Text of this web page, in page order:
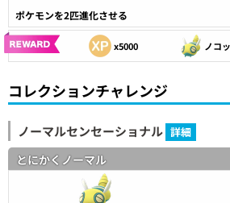
ポケモンを2匹進化させる
x5000 ノコ
コレクションチャレンジ
ノーマルセンセーショナル 詳細
とにかくノーマル